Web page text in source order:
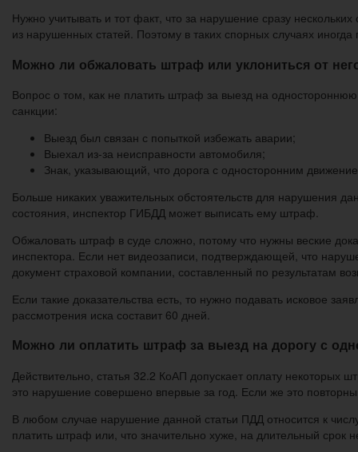
Нужно учитывать и тот факт, что за нарушение сразу
из нарушенных статей. Поэтому в таких спорных случаях
Можно ли обжаловать штраф или уклониться от
Вопрос о том, как не платить штраф за выезд на
санкции:
Выезд был связан с попыткой избежать аварии;
Выехал из-за неисправности автомобиля;
Знак, указывающий, что дорога с односторонним
Больше никаких уважительных обстоятельств для нарушения
состояния, инспектор ГИБДД может выписать ему штраф.
Обжаловать штраф в суде сложно, потому что нужны веские
инспектора. Если нет видеозаписи, подтверждающей, что
документ страховой компании, составленный по результатам
Если такие доказательства есть, то нужно подавать исковое
рассмотрения иска составит 60 дней.
Можно ли оплатить штраф за выезд на дорогу с
Действительно, статья 32.2 КоАП допускает оплату
это нарушение совершено впервые за год. Если же это
В любом случае нарушение данной статьи ПДД относится к
платить штраф или, что значительно хуже, на длительный срок